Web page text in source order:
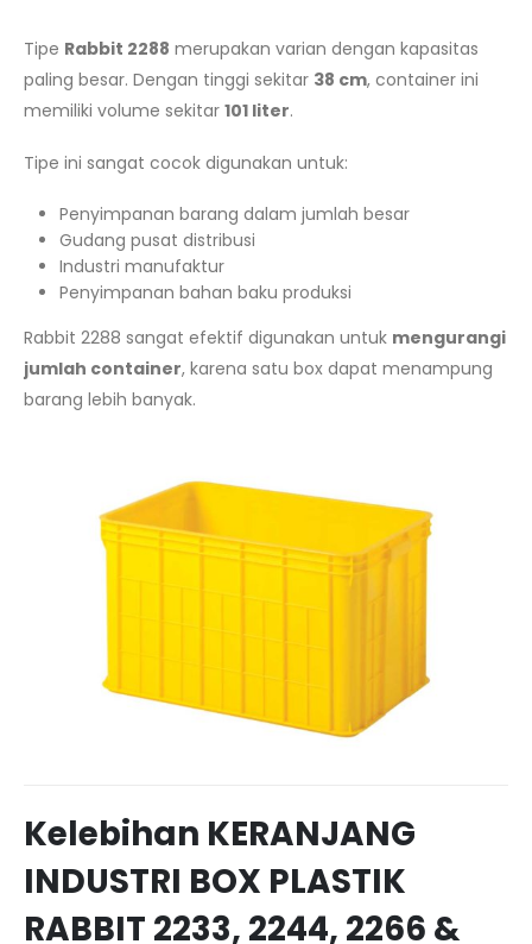
Tipe Rabbit 2288 merupakan varian dengan kapasitas
paling besar. Dengan tinggi sekitar 38 cm, container ini
memiliki volume sekitar 101 liter.
Tipe ini sangat cocok digunakan untuk:
Penyimpanan barang dalam jumlah besar
Gudang pusat distribusi
Industri manufaktur
Penyimpanan bahan baku produksi
Rabbit 2288 sangat efektif digunakan untuk mengurangi
jumlah container, karena satu box dapat menampung
barang lebih banyak.
Kelebihan KERANJANG
INDUSTRI BOX PLASTIK
RABBIT 2233, 2244, 2266 &